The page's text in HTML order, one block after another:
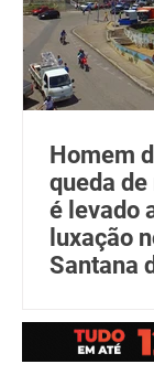
Homem
queda de
é levado
luxação
Santana